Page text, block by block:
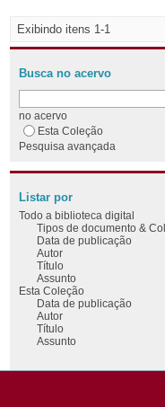
Exibindo itens 1-1
Busca no acervo
no acervo
Esta Coleção
Pesquisa avançada
Listar por
Todo a biblioteca digital
Tipos de documento &
Data de publicação
Autor
Título
Assunto
Esta Coleção
Data de publicação
Autor
Título
Assunto